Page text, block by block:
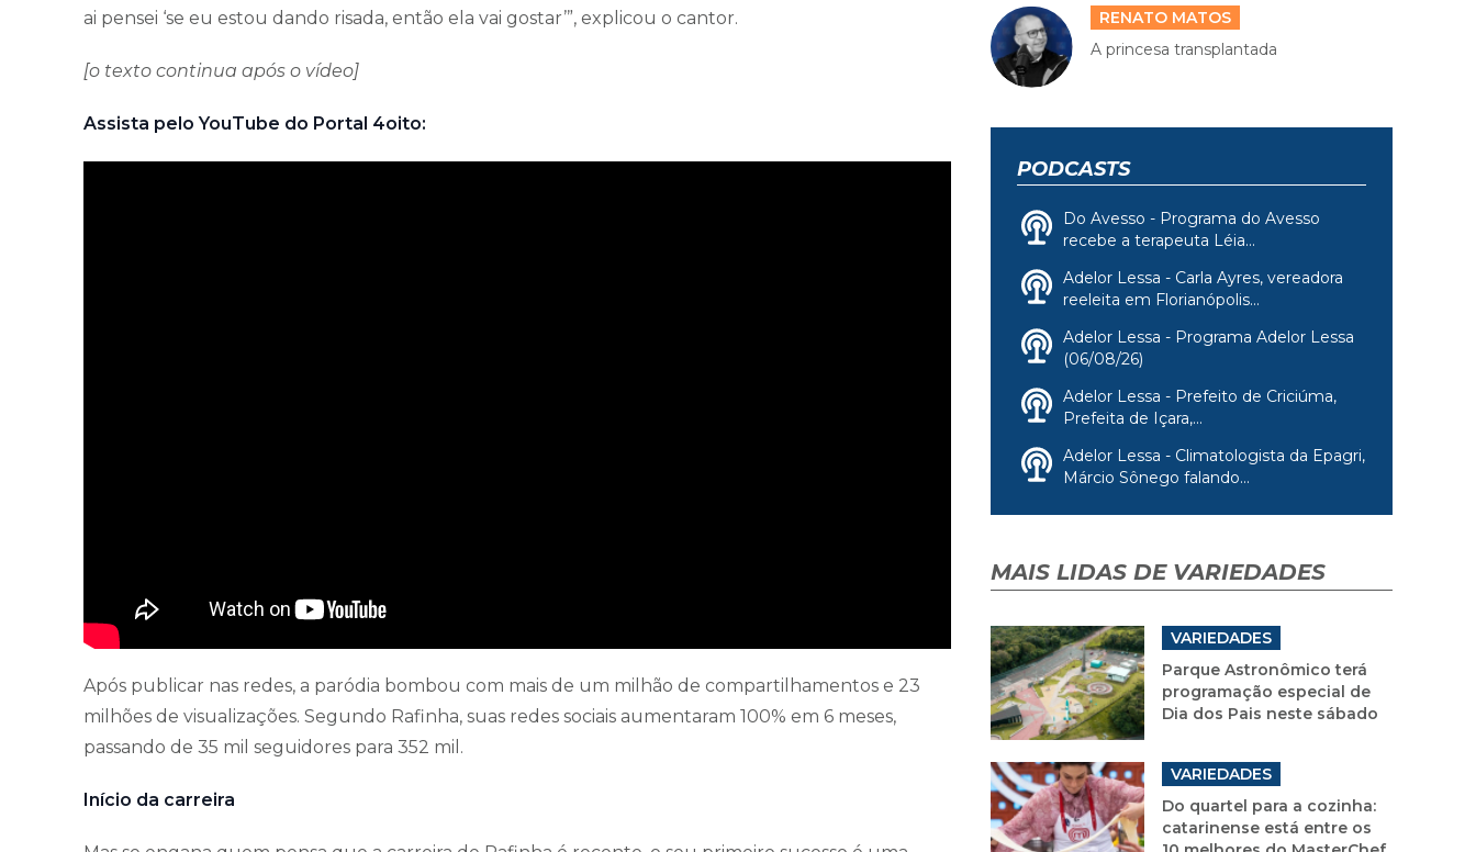
ai pensei ‘se eu estou dando risada, então ela vai gostar’”, explicou o cantor.
[o texto continua após o vídeo]
Assista pelo YouTube do Portal 4oito:
Após publicar nas redes, a paródia bombou com mais de um milhão de compartilhamentos e 23
milhões de visualizações. Segundo Rafinha, suas redes sociais aumentaram 100% em 6 meses,
passando de 35 mil seguidores para 352 mil.
Início da carreira
RENATO MATOS
A princesa transplantada
PODCASTS
Do Avesso - Programa do Avesso
recebe a terapeuta Léia...
Adelor Lessa - Carla Ayres, vereadora
reeleita em Florianópolis...
Adelor Lessa - Programa Adelor Lessa
(06/08/26)
Adelor Lessa - Prefeito de Criciúma,
Prefeita de Içara,...
Adelor Lessa - Climatologista da Epagri,
Márcio Sônego falando...
MAIS LIDAS DE VARIEDADES
VARIEDADES
Parque Astronômico terá
programação especial de
Dia dos Pais neste sábado
VARIEDADES
Do quartel para a cozinha:
catarinense está entre os